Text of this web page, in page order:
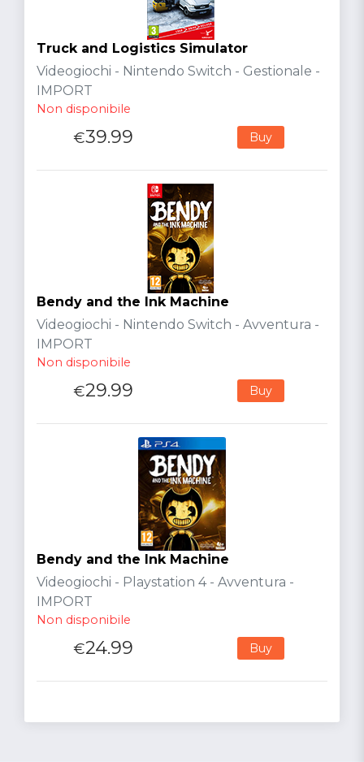
Truck and Logistics Simulator
Videogiochi - Nintendo Switch - Gestionale -
IMPORT
Non disponibile
€39.99 Buy
Bendy and the Ink Machine
Videogiochi - Nintendo Switch - Avventura -
IMPORT
Non disponibile
€29.99 Buy
Bendy and the Ink Machine
Videogiochi - Playstation 4 - Avventura -
IMPORT
Non disponibile
€24.99 Buy